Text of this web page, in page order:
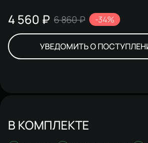
4 560 ₽ 6 860 ₽ -34%
УВЕДОМИТЬ О
В КОМПЛЕКТЕ